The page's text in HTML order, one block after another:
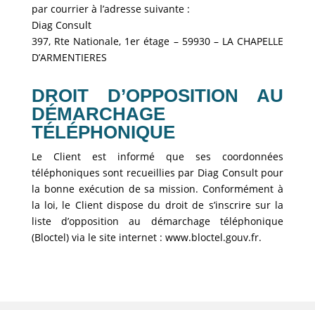
par courrier à l’adresse suivante :
Diag Consult
397, Rte Nationale, 1er étage – 59930 – LA CHAPELLE
D’ARMENTIERES
DROIT D’OPPOSITION AU
DÉMARCHAGE
TÉLÉPHONIQUE
Le Client est informé que ses coordonnées
téléphoniques sont recueillies par Diag Consult pour
la bonne exécution de sa mission. Conformément à
la loi, le Client dispose du droit de s’inscrire sur la
liste d’opposition au démarchage téléphonique
(Bloctel) via le site internet : www.bloctel.gouv.fr.